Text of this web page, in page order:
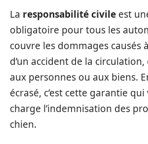
La responsabilité civile est
obligatoire pour tous les
couvre les dommages causés
d’un accident de la
aux personnes ou aux biens.
écrasé, c’est cette garantie
charge l’indemnisation des
chien.